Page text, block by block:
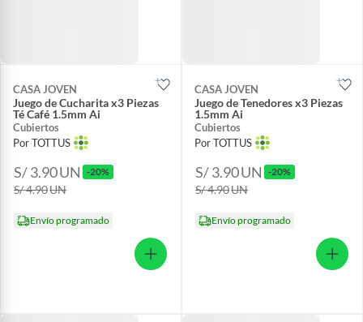
CASA JOVEN
Juego de Cucharita x3 Piezas
Té Café 1.5mm Ai
Cubiertos
Por TOTTUS
S/ 3.90UN -20%
S/ 4.90UN
Envío programado
CASA JOVEN
Juego de Tenedores x3 Piezas
1.5mm Ai
Cubiertos
Por TOTTUS
S/ 3.90UN -20%
S/ 4.90UN
Envío programado